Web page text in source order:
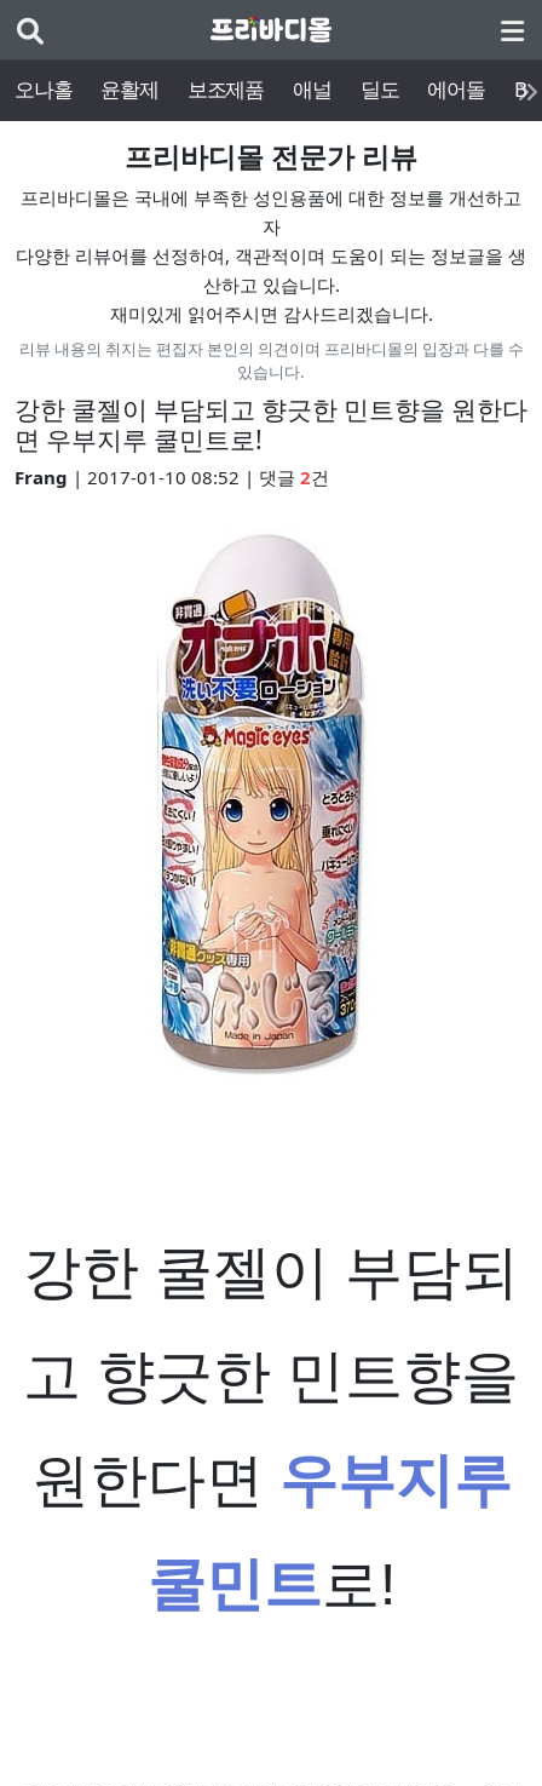
오나홀 윤활제 보조제품 애널 딜도 에어돌
프리바디몰 전문가 리뷰
프리바디몰은 국내에 부족한 성인용품에 대한 정보를 개선하고
자
다양한 리뷰어를 선정하여, 객관적이며 도움이 되는 정보글을 생
산하고 있습니다.
재미있게 읽어주시면 감사드리겠습니다.
리뷰 내용의 취지는 편집자 본인의 의견이며 프리바디몰의 입장과 다를 수
있습니다.
강한 쿨젤이 부담되고 향긋한 민트향을 원한다
면 우부지루 쿨민트로!
Frang | 2017-01-10 08:52 | 댓글 2건
강한 쿨젤이 부담되
고 향긋한 민트향을
원한다면 우부지루
쿨민트로!